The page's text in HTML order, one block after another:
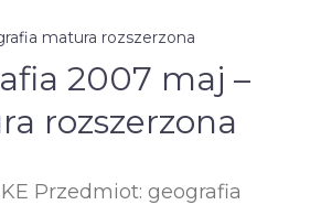
matura rozszerzona
2007 maj –
rozszerzona
Przedmiot: geografia